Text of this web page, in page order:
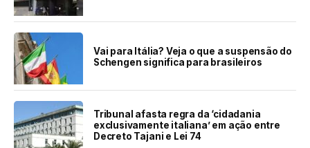
Vai para Itália? Veja o que a suspensão do
Schengen significa para brasileiros
Tribunal afasta regra da ‘cidadania
exclusivamente italiana’ em ação entre
Decreto Tajani e Lei 74